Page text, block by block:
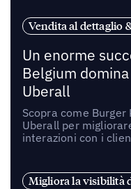
Vendita al dettaglio
Un enorme
Belgium
Uberall
Scopra come
Uberall per
interazioni con i
Migliora la visibilità